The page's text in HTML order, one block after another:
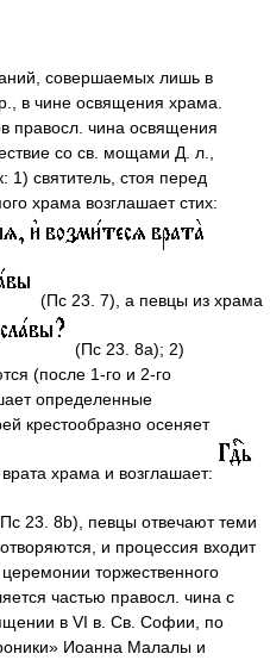
совершаемых лишь в
в чине освящения храма.
правосл. чина освящения
со св. мощами Д. л.,
святитель, стоя перед
храма возглашает стих:
(Пс 23. 7), а певцы из храма
(Пс 23. 8а); 2)
(после 1-го и 2-го
определенные
крестообразно осеняет
храма и возглашает:
23. 8b), певцы отвечают теми
и процессия входит
торжественного
частью правосл. чина с
в VI в. Св. Софии, по
Иоанна Малалы и